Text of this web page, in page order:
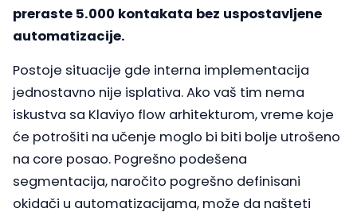
preraste 5.000 kontakata bez uspostavljene
automatizacije.
Postoje situacije gde interna implementacija
jednostavno nije isplativa. Ako vaš tim nema
iskustva sa Klaviyo flow arhitekturom, vreme koje
će potrošiti na učenje moglo bi biti bolje utrošeno
na core posao. Pogrešno podešena
segmentacija, naročito pogrešno definisani
okidači u automatizacijama, može da našteti